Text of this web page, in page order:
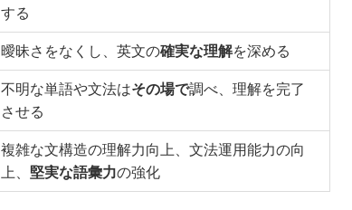
する
曖昧さをなくし、英文の確実な理解を深める
不明な単語や文法はその場で調べ、理解を完了
させる
複雑な文構造の理解力向上、文法運用能力の向
上、 堅実な語彙力の強化